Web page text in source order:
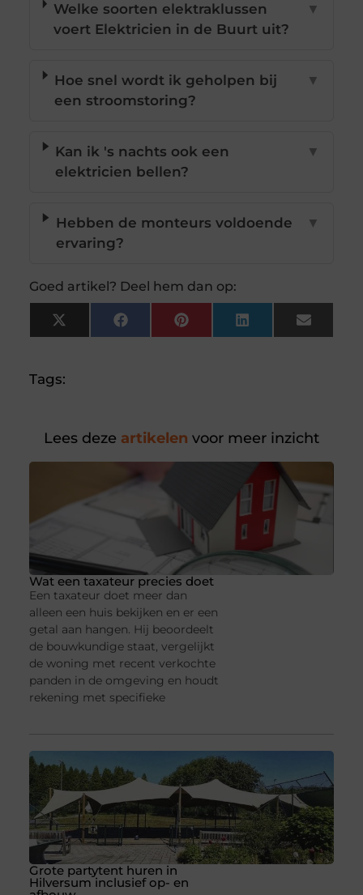
Welke soorten elektraklussen
voert Elektricien in de Buurt uit?
▼
Hoe snel wordt ik geholpen bij
een stroomstoring?
▼
Kan ik 's nachts ook een
elektricien bellen?
▼
Hebben de monteurs voldoende
ervaring?
▼
Goed artikel? Deel hem dan op:
X
(Twitter)
FacebookPinterestLinkedInEmail
Tags:
Lees deze artikelen voor meer inzicht
Wat een taxateur precies doet
Een taxateur doet meer dan
alleen een huis bekijken en er een
getal aan hangen. Hij beoordeelt
de bouwkundige staat, vergelijkt
de woning met recent verkochte
panden in de omgeving en houdt
rekening met specifieke
Grote partytent huren in
Hilversum inclusief op- en